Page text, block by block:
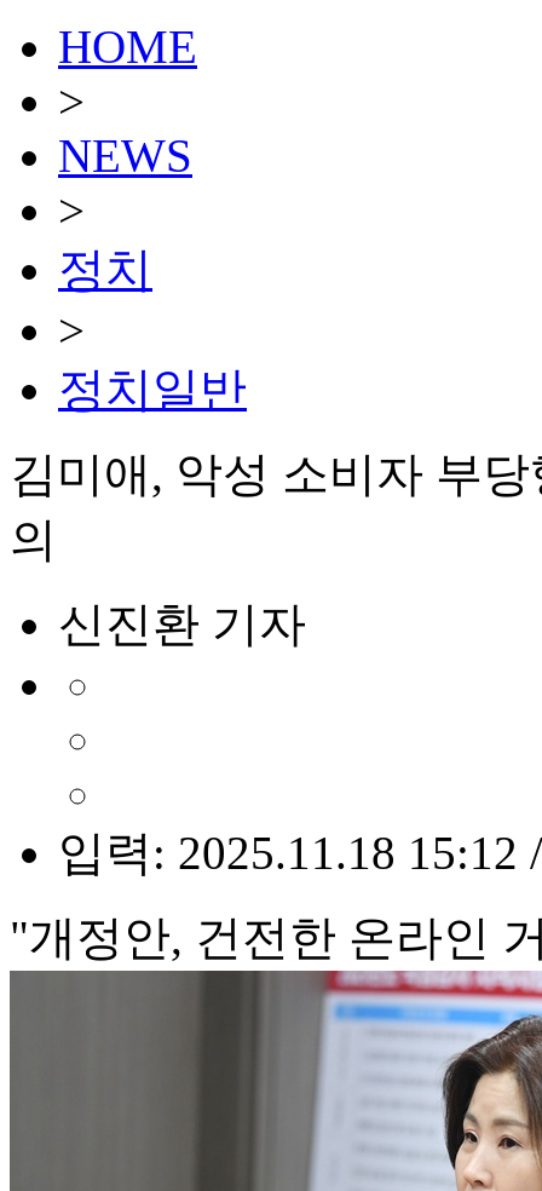
HOME
>
NEWS
>
정치
>
정치일반
김미애, 악성 소비자 부
의
신진환 기자
입력: 2025.11.18 15:12
"개정안, 건전한 온라인